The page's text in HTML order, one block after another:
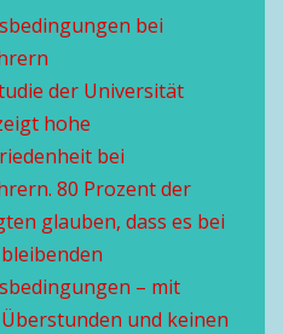
bei
der Universität
hohe
bei
80 Prozent der
glauben, dass es bei
– mit
und keinen